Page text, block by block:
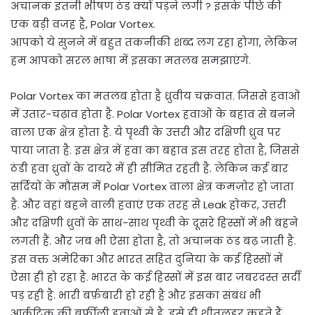
अचानक इतनी भीषण ठंड क्यों पड़ने लगी ? इसके पीछे की
एक बड़ी वजह है, Polar Vortex.
आपको ये सुनने में बहुत तकनीकी शब्द लग रहा होगा, लेकिन
हम आपको सरल भाषा में इसका मतलब समझाएंगे.
Polar Vortex का मतलब होता है ध्रुवीय चक्रवात. जिससे हवाओं
में उतार-चढ़ाव होता है. Polar Vortex हवाओं के बहाव से बनने
वाला एक क्षेत्र होता है. ये पृथ्वी के उत्तरी और दक्षिणी ध्रुव पर
पाया जाता है. इस क्षेत्र में हवा का बहाव इस तरह होता है, जिससे
ठंडी हवा ध्रुवों के दायरे में ही सीमित रहती है. लेकिन कई बार
सर्दियों के मौसम में Polar Vortex वाला क्षेत्र कमज़ोर हो जाता
है. और वहां बहने वाली हवाएं एक तरह से Leak होकर, उत्तरी
और दक्षिणी ध्रुवों के साथ-साथ पृथ्वी के दूसरे हिस्सों में भी बहने
लगती हैं. और जब भी ऐसा होता है, तो अचानक ठंड बढ़ जाती है.
इस वक्त अमेरिका और भारत सहित दुनिया के कई हिस्सों में
ऐसा ही हो रहा है. भारत के कई हिस्सों में इस बार ज़बरदस्त सर्दी
पड़ रही है. भारी बर्फ़बारी हो रही है और इसका संबंध भी